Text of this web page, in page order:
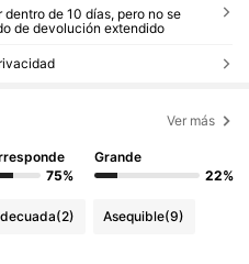
de 10 días, pero no se
de devolución extendido
Ver más
75%
Grande
22%
(2) Asequible(9)